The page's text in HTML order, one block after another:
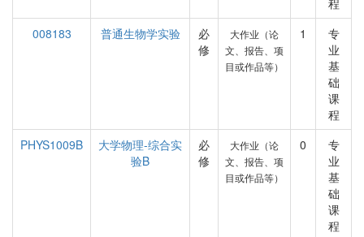
程
008183
普通生物学实验
必
修
大作业（论
文、报告、项
目或作品等）
1
专
业
基
础
课
程
PHYS1009B
大学物理-综合实
验B
必
修
大作业（论
文、报告、项
目或作品等）
0
专
业
基
础
课
程